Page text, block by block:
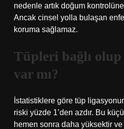
nedenle artık doğum
Ancak cinsel yolla bulaşan
koruma sağlamaz.
Tüpleri bağlı
var mı?
İstatistiklere göre tüp
riski yüzde 1’den azdır. Bu
hemen sonra daha yüksektir